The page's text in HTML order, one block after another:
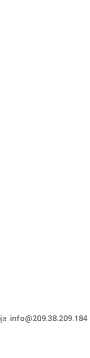
info@209.38.209.184